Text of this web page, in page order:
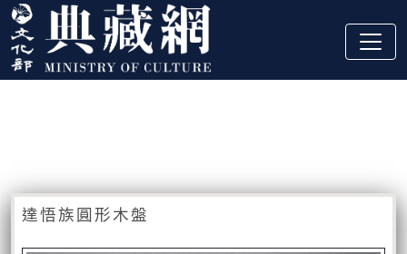
跳到主要內容
:::
達悟族圓形木盤